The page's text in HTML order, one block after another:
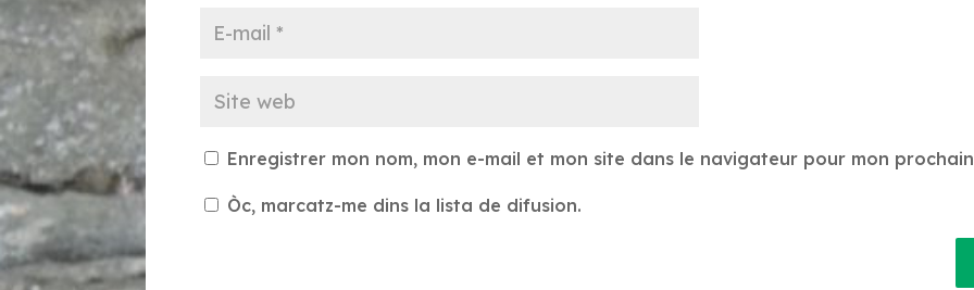
Enregistrer mon nom, mon e-mail et mon site dans le navigateur pour mon
Òc, marcatz-me dins la lista de difusion.